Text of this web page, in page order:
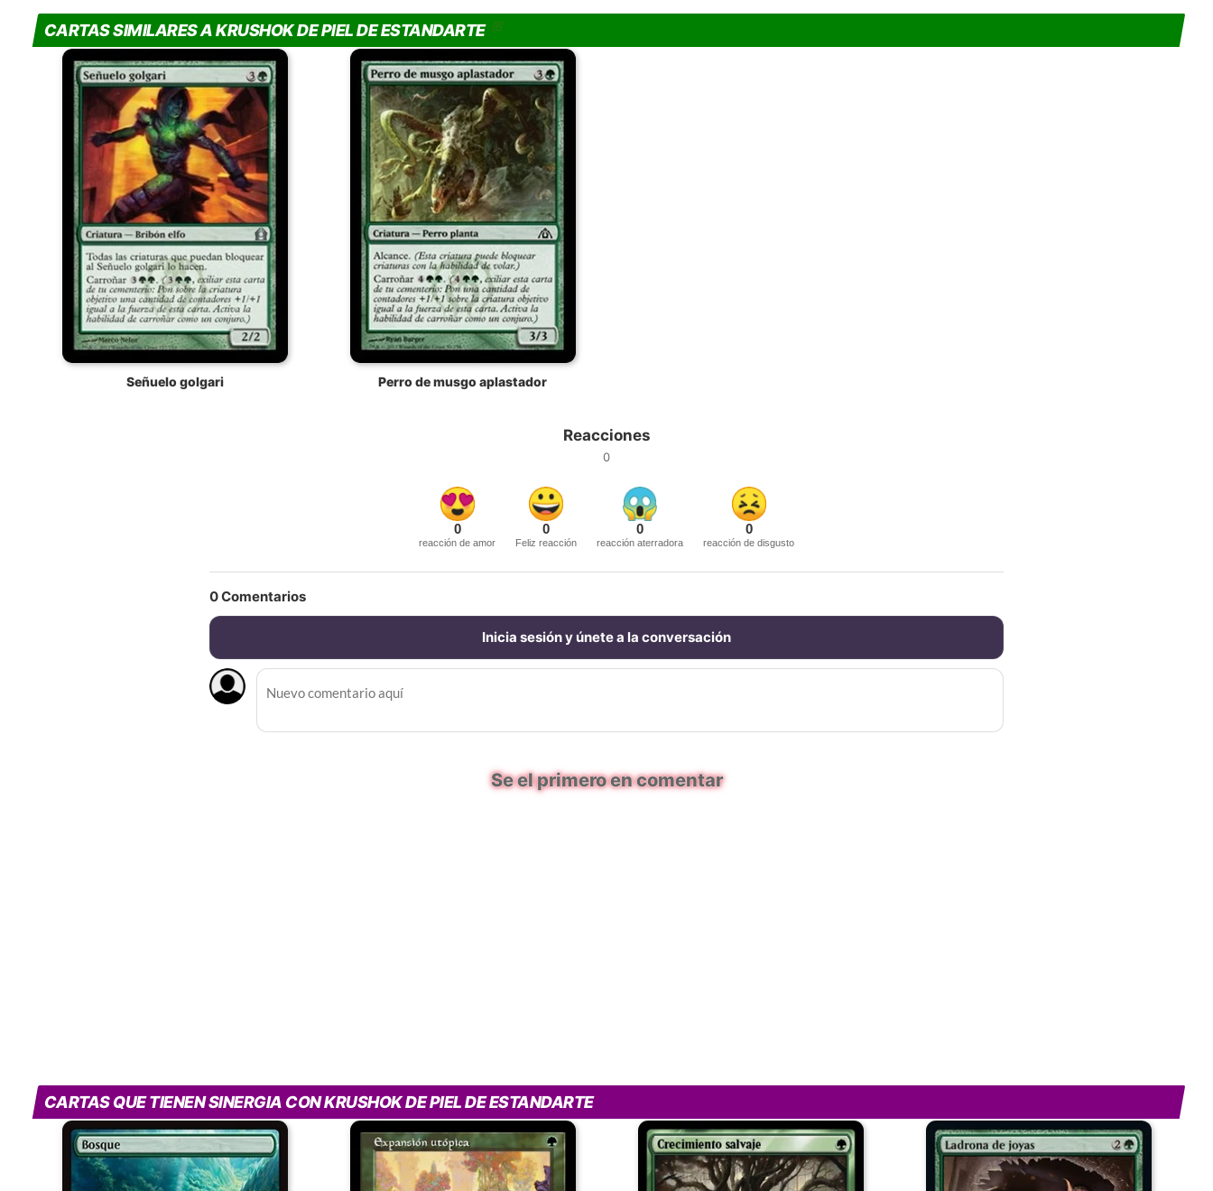
CARTAS SIMILARES A KRUSHOK DE PIEL DE ESTANDARTE
Señuelo golgari Perro de musgo aplastador
Reacciones
0
0
reacción de amor
0
Feliz reacción
0
reacción aterradora
0
reacción de disgusto
0Comentarios
Inicia sesión y únete a la conversación
Se el primero en comentar
CARTAS QUE TIENEN SINERGIA CON KRUSHOK DE PIEL DE ESTANDARTE